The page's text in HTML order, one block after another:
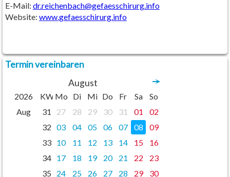
E-Mail: dr.reichenbach@gefaesschirurg.info
Website: www.gefaesschirurg.info
Termin vereinbaren
August
2026 KW Mo Di Mi Do Fr Sa
So
Aug
31 27 28 29 30 31 01
02
32 03 04 05 06 07 08
09
33 10 11 12 13 14 15
16
34 17 18 19 20 21 22
23
35
24 25 26 27 28 29 30